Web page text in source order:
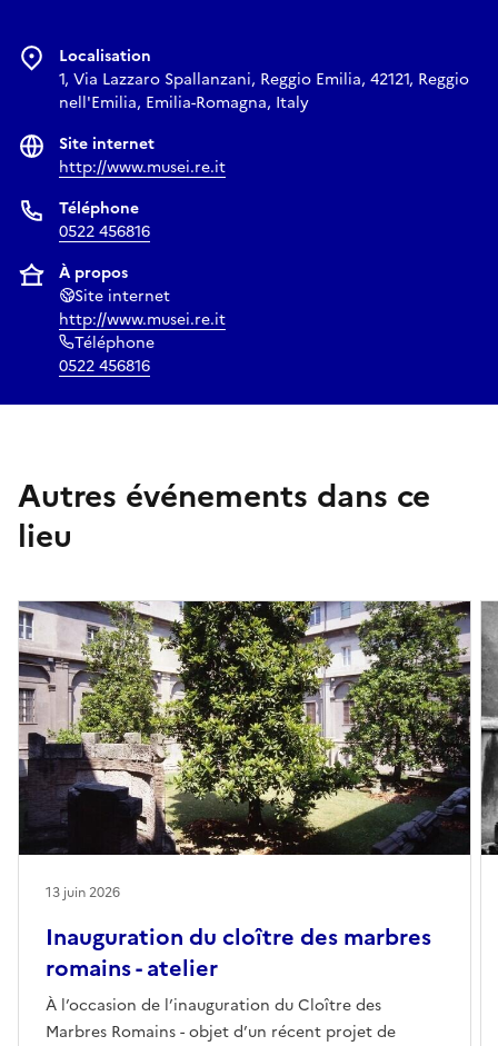
Localisation
1, Via Lazzaro Spallanzani, Reggio Emilia, 42121, Reggio
nell'Emilia, Emilia-Romagna, Italy
Site internet
http://www.musei.re.it
Téléphone
0522 456816
À propos
Site internet
http://www.musei.re.it
Téléphone
0522 456816
Autres événements dans ce
lieu
Inauguration du cloître des marbres
romains - atelier
À l’occasion de l’inauguration du Cloître des
Marbres Romains - objet d’un récent projet de
13 juin 2026